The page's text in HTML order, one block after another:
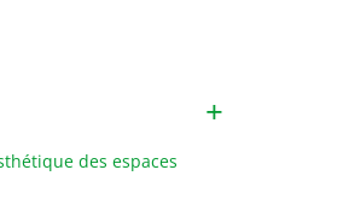
des espaces